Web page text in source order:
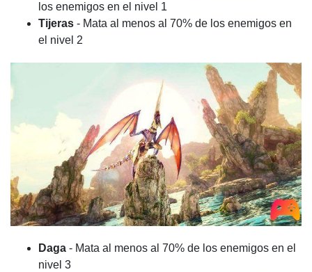
los enemigos en el nivel 1
Tijeras - Mata al menos al 70% de los enemigos en
el nivel 2
Daga - Mata al menos al 70% de los enemigos en el
nivel 3